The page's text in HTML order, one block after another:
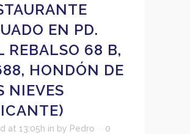
EN PD.
REBALSO 68 B,
HONDÓN DE
NIEVES
at 13:05h in by Pedro
0